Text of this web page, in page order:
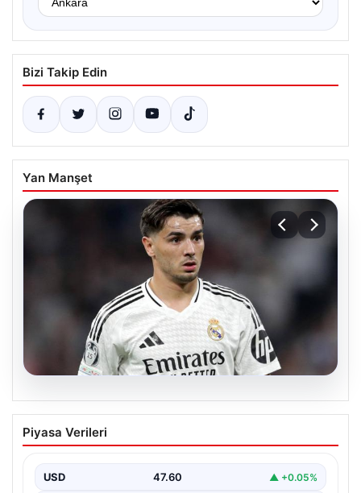
Bizi Takip Edin
Yan Manşet
05.08.2026
Beşiktaş’ın sağ kanat arayışında
İspanya rotası: Real Madrid’den sürpriz
Muhammed Salah için sürdürülen görüşmelerin son
Piyasa Verileri
USD 47.60 ▲ +0.05%